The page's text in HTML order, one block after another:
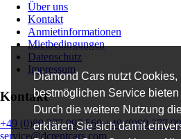
Diamond Cars nutzt Cookies,
bestmöglichen Service bieten
Durch die weitere Nutzung
erklären Sie sich damit
Über uns
Kontakt
Anmietinformationen
Mietbedingungen
Datenschutz
Impressum
Kontakt
+49 (0)89 377 997 560 +49 (0)89 377
service@dcrentcars.com